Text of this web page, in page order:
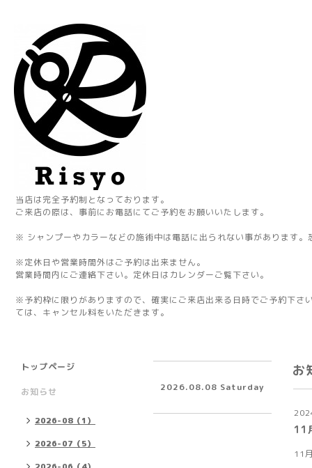
当店は完全予約制となっております。
ご来店の際は、事前にお電話にてご予約をお願いいたします。
※ シャンプーやカラーなどの施術中は電話に出られない事があります
※定休日や営業時間外はご予約は出来ません。
営業時間内にご連絡下さい。定休日はカレンダーご覧下さい。
※予約枠に限りがありますので、確実にご来店出来る日時でご予約下
ては、キャンセル料をいただきます。
お
11
11
トップページ
お知らせ
2026-08（1）
2026-07（5）
2026.08.08 Saturday